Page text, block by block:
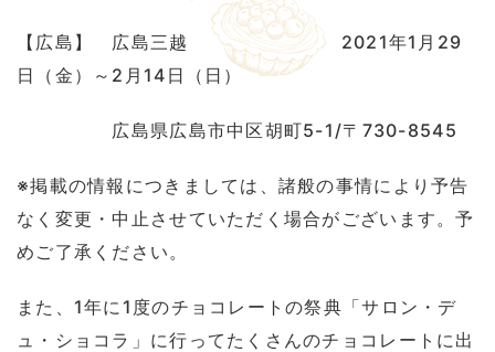
【広島】 広島三越 2021年1月29
日（金）～2月14日（日）
広島県広島市中区胡町5-1/〒730-8545
※掲載の情報につきましては、諸般の事情により予告
なく変更・中止させていただく場合がございます。予
めご了承ください。
また、1年に1度のチョコレートの祭典「サロン・デ
ュ・ショコラ」に行ってたくさんのチョコレートに出